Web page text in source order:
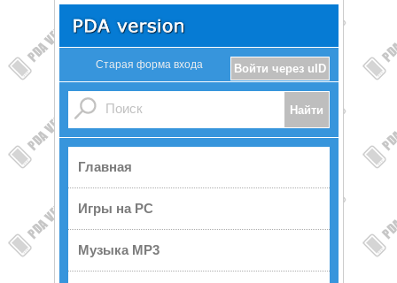
Войти через uID
Старая форма входа
Главная
Игры на PC
Музыка MP3